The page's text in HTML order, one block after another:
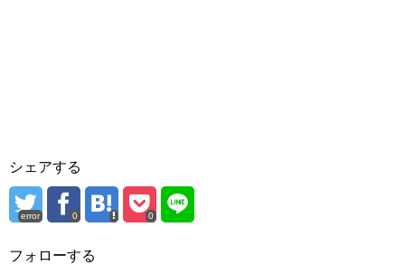
シェアする
error 0 0
フォローする